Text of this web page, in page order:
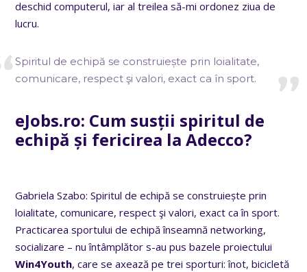
deschid computerul, iar al treilea să-mi ordonez ziua de
lucru.
Spiritul de echipă se construiește prin loialitate,
comunicare, respect şi valori, exact ca în sport.
eJobs.ro: Cum susții spiritul de
echipă și fericirea la Adecco?
Gabriela Szabo: Spiritul de echipă se construiește prin
loialitate, comunicare, respect şi valori, exact ca în sport.
Practicarea sportului de echipă înseamnă networking,
socializare – nu întâmplător s-au pus bazele proiectului
Win4Youth, care se axează pe trei sporturi: înot, bicicletă